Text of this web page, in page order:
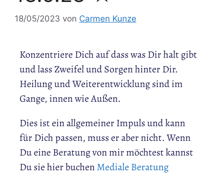
18/05/2023 von Carmen Kunze
Konzentriere Dich auf dass was Dir halt gibt
und lass Zweifel und Sorgen hinter Dir.
Heilung und Weiterentwicklung sind im
Gange, innen wie Außen.
Dies ist ein allgemeiner Impuls und kann
für Dich passen, muss er aber nicht. Wenn
Du eine Beratung von mir möchtest kannst
Du sie hier buchenMediale Beratung